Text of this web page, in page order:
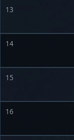
13
14
15
16